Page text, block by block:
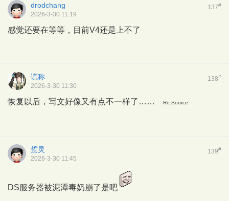
137#
drodchang
2026-3-30 11:19
感觉还要在等等，目前V4还是上不了
138#
谎称
2026-3-30 11:30
恢复以后，写文好像又有点不一样了…… Re:Source
139#
蜇灵
2026-3-30 11:45
DS服务器被泥潭毒奶崩了是吧